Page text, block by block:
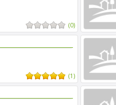
(0)
(1)